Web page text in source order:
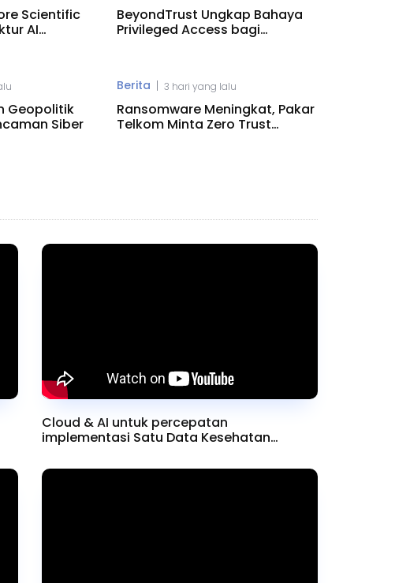
Scientific
AI
BeyondTrust Ungkap Bahaya
Privileged Access bagi
Geopolitik
Siber
Berita | 3 hari yang lalu
Ransomware Meningkat, Pakar
Telkom Minta Zero Trust
Cloud & AI untuk percepatan
implementasi Satu Data Kesehatan